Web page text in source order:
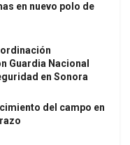
en nuevo polo de
Guardia Nacional
en Sonora
del campo en